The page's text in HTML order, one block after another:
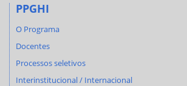
PPGHI
O Programa
Docentes
Processos seletivos
Interinstitucional / Internacional